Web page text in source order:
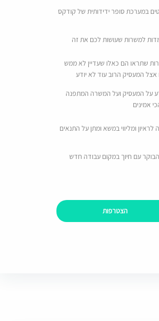
במערכת סופר ידידותית של קודקס
למשרות שעושות לכם את זה
שתראו הם כאלו שעדיין לא ממש
אצל המעסיק הרוב עוד לא יודע
על המעסיק ועל המשרה המתפנה
אמינים
לראיון ומליווי במשא ומתן על התנאים
עם חיוך במקום עבודה חדש
הצטרפות